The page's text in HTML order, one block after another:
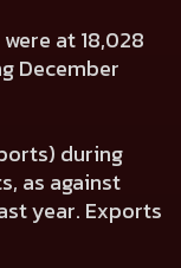
at18,028
December
during
as against
year. Exports